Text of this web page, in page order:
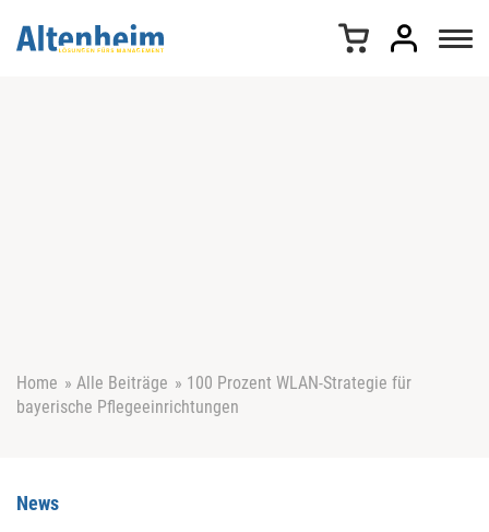
Home » Alle Beiträge » 100 Prozent WLAN-Strategie für
bayerische Pflegeeinrichtungen
News